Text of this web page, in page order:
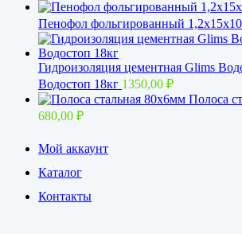
Пенофол фольгированный
Гидроизоляция цементная Glims
Водостоп 18кг 1350,00 ₽
Полоса
680,00 ₽
Мой аккаунт
Каталог
Контакты